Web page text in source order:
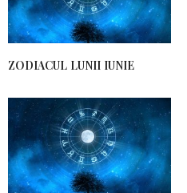
ZODIACUL LUNII IUNIE